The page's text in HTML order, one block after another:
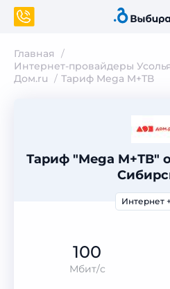
Главная
Интернет-провайдеры
Дом.ru
Тариф Mega M+ТВ
Тариф "Mega M+ТВ"
Интернет
100
Мбит/с